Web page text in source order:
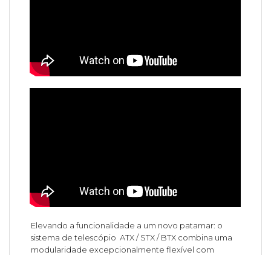
Elevando a funcionalidade a um novo patamar: o
sistema de telescópio ATX / STX / BTX combina uma
modularidade excepcionalmente flexível com